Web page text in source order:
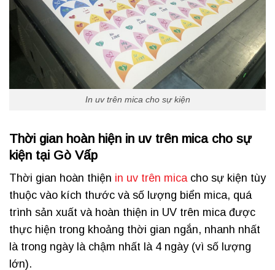
In uv trên mica cho sự kiện
Thời gian hoàn hiện in uv trên mica cho sự
kiện tại Gò Vấp
Thời gian hoàn thiện in uv trên micacho sự kiện tùy
thuộc vào kích thước và số lượng biển mica, quá
trình sản xuất và hoàn thiện in UV trên mica được
thực hiện trong khoảng thời gian ngắn, nhanh nhất
là trong ngày là chậm nhất là 4 ngày (vì số lượng
lớn).